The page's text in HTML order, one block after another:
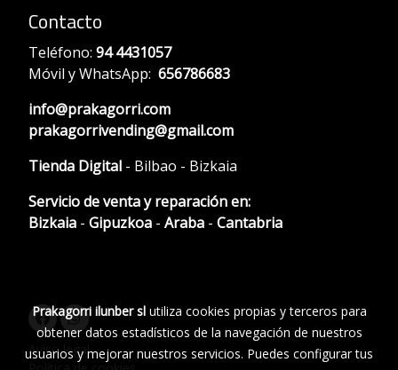
Contacto
Teléfono: 94 4431057
Móvil y WhatsApp: 656786683
info@prakagorri.com
prakagorrivending@gmail.com
Tienda Digital - Bilbao - Bizkaia
Servicio de venta y reparación en:
Bizkaia - Gipuzkoa - Araba - Cantabria
Aviso legal
Prakagorri ilunber slutiliza cookies propias y terceros para
obtener datos estadísticos de la navegación de nuestros
usuarios y mejorar nuestros servicios. Puedes configurar tus